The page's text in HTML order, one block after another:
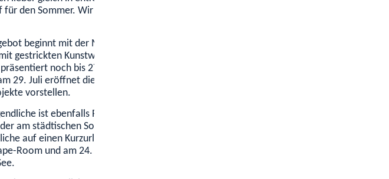
den Sommer. Wir laden Sie auch herzlich zu unseren Sommerveranstaltungen in
beginnt mit der Möglichkeit zum Künstlerinnengespräch zur aktuellen Ausstellung
gestrickten Kunstwerken in der Stadtbücherei am 9. Juli. Die Blaubeurer Künstlerin
noch bis 27. Juli 2026 in der Stadtbücherei Erbach ihre außergewöhnlichen
29. Juli eröffnet die nächste Ausstellung, in welcher die Fotofreunde des Forum 50+
vorstellen.
ist ebenfalls Programm geboten. Auch in diesem Jahr nimmt die
am städtischen Sommerferienprogramm teil. In zwei Veranstaltungen können
auf einen Kurzurlaub in die Bücherwelten mitkommen. Am 17. August wird die
Room und am 24. August geht es beim Vorleseprogramm mit Bastelrunde zu den